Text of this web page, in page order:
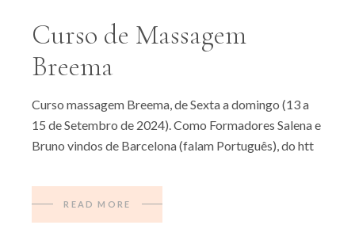
Curso de Massagem
Breema
Curso massagem Breema, de Sexta a domingo (13 a
15 de Setembro de 2024). Como Formadores Salena e
Bruno vindos de Barcelona (falam Português), do htt
READ MORE